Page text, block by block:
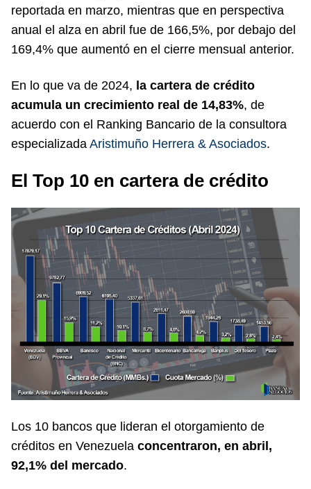
reportada en marzo, mientras que en perspectiva
anual el alza en abril fue de 166,5%, por debajo del
169,4% que aumentó en el cierre mensual anterior.
En lo que va de 2024, la cartera de crédito
acumula un crecimiento real de 14,83%, de
acuerdo con el Ranking Bancario de la consultora
especializada Aristimuño Herrera & Asociados.
El Top 10 en cartera de crédito
Los 10 bancos que lideran el otorgamiento de
créditos en Venezuela concentraron, en abril,
92,1% del mercado.